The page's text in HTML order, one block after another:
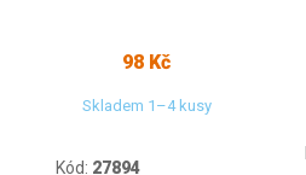
98 Kč
Skladem 1–4 kusy
Kód: 27894